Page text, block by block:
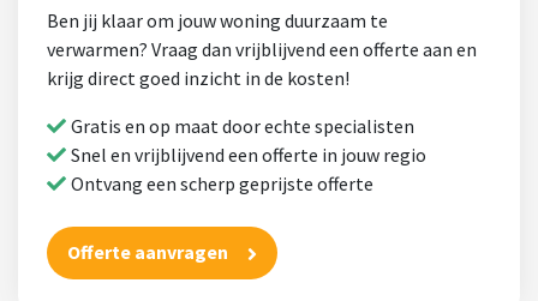
Ben jij klaar om jouw woning duurzaam te
verwarmen? Vraag dan vrijblijvend een offerte aan en
krijg direct goed inzicht in de kosten!
Gratis en op maat door echte specialisten
Snel en vrijblijvend een offerte in jouw regio
Ontvang een scherp geprijste offerte
Offerte aanvragen